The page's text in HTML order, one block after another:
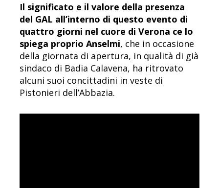
Il significato e il valore della presenza
del GAL all’interno di questo evento di
quattro giorni nel cuore di Verona ce lo
spiega proprio Anselmi, che in occasione
della giornata di apertura, in qualità di già
sindaco di Badia Calavena, ha ritrovato
alcuni suoi concittadini in veste di
Pistonieri dell’Abbazia.